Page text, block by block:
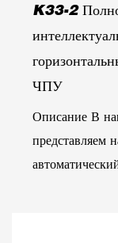
K33-2
ЧПУ
Описание В